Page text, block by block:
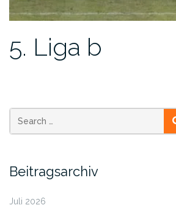
5. Liga b
Beitragsarchiv
Juli 2026